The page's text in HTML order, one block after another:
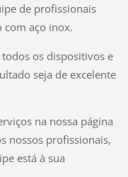
de profissionais
com aço inox.
os dispositivos e
seja de excelente
na nossa página
nossos profissionais,
está à sua